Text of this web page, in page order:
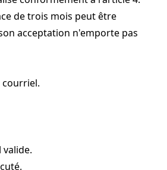
de trois mois peut être
acceptation n'emporte pas
courriel.